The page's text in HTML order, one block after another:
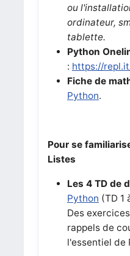
ou
ordinateur,
tablette.
Python
: https://
Fiche de
Python.
Pour se
Listes
Les 4 TD de
Python (TD 1
Des
rappels de
l'essentiel de